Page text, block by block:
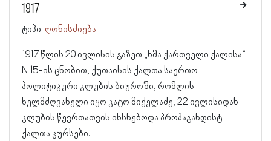
1917
ტიპი: ღონისძიება
1917 წლის 20 ივლისის გაზეთ „ხმა ქართველი ქალისა“
N 15-ის ცნობით, ქუთაისის ქალთა საერთო
პოლიტიკური კლუბის ბიუროში, რომლის
ხელმძღვანელი იყო კატო მიქელაძე, 22 ივლისიდან
კლუბის წევრთათვის იხსნებოდა პროპაგანდისტ
ქალთა კურსები.